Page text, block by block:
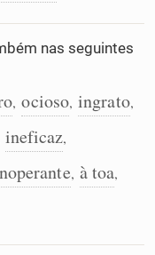
nas seguintes
, ocioso, ingrato,
ineficaz,
, à toa,